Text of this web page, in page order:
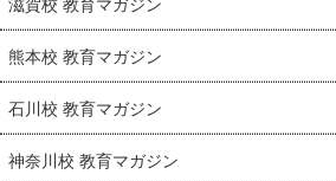
滋賀校 教育マガジン
熊本校 教育マガジン
石川校 教育マガジン
神奈川校 教育マガジン